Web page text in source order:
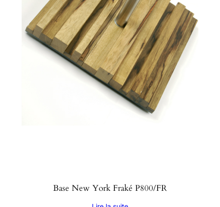
Base New York Fraké P800/FR